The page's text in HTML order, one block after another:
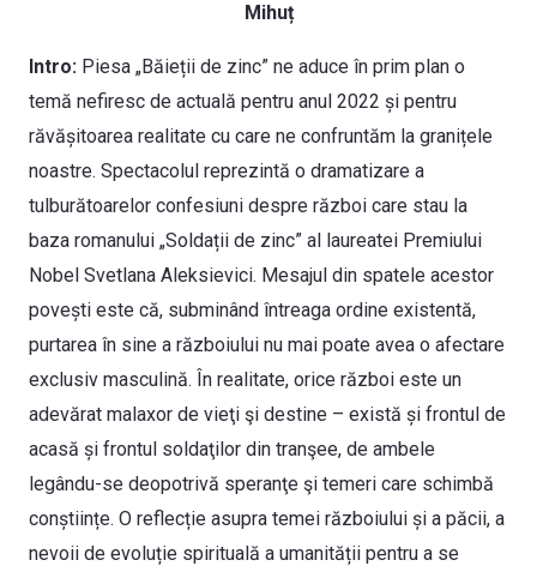
Mihuț
Intro: Piesa „Băieții de zinc” ne aduce în prim plan o
temă nefiresc de actuală pentru anul 2022 și pentru
răvășitoarea realitate cu care ne confruntăm la granițele
noastre. Spectacolul reprezintă o dramatizare a
tulburătoarelor confesiuni despre război care stau la
baza romanului „Soldații de zinc” al laureatei Premiului
Nobel Svetlana Aleksievici. Mesajul din spatele acestor
povești este că, subminând întreaga ordine existentă,
purtarea în sine a războiului nu mai poate avea o afectare
exclusiv masculină. În realitate, orice război este un
adevărat malaxor de vieţi şi destine – există și frontul de
acasă și frontul soldaţilor din tranşee, de ambele
legându-se deopotrivă speranţe şi temeri care schimbă
conștiințe. O reflecție asupra temei războiului și a păcii, a
nevoii de evoluție spirituală a umanității pentru a se